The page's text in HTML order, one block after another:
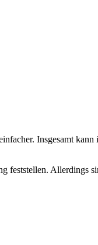
Insgesamt kann
feststellen. Allerdings